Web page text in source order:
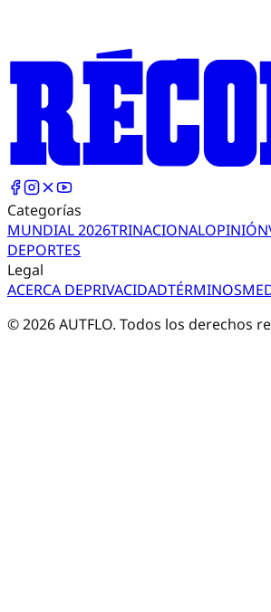
Categorías
MUNDIAL 2026TRINACIONALOPINIÓN
DEPORTES
Legal
ACERCA DEPRIVACIDADTÉRMINOS
©2026AUTFLO. Todos los derechos